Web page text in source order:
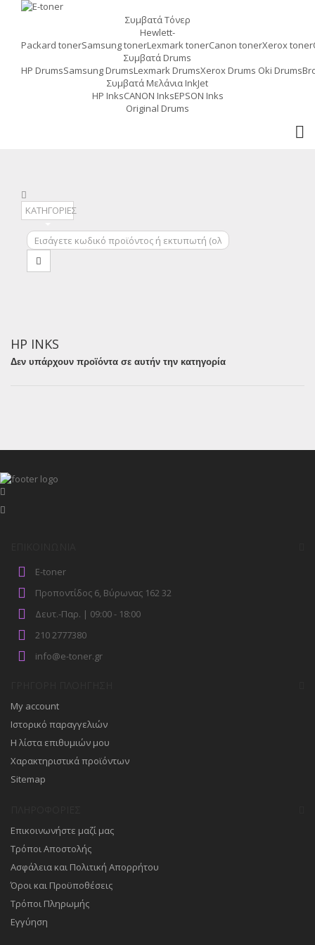
Συμβατά Τόνερ
Hewlett-
Packard tonerSamsung tonerLexmark tonerCanon tonerXerox toner
Συμβατά Drums
HP DrumsSamsung DrumsLexmark DrumsXerox Drums Oki Drums
Συμβατά Μελάνια InkJet
HP InksCANON InksEPSON Inks
Original Drums
ΚΑΤΗΓΟΡΙΕΣ
HP INKS
Δεν υπάρχουν προϊόντα σε αυτήν την κατηγορία
E-toner
Προποντίδος 6, Βύρωνας 162 32
Δευτ.-Παρ. | 09:00 - 18:00
210 2777380
info@e-toner.gr
My account
Ιστορικό παραγγελιών
Η λίστα επιθυμιών μου
Χαρακτηριστικά προϊόντων
Sitemap
Επικοινωνήστε μαζί μας
Τρόποι Αποστολής
Ασφάλεια και Πολιτική Απορρήτου
Όροι και Προϋποθέσεις
Τρόποι Πληρωμής
Εγγύηση